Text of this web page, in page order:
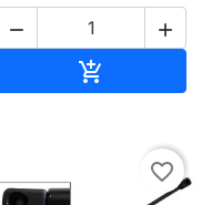
 

favorite_border